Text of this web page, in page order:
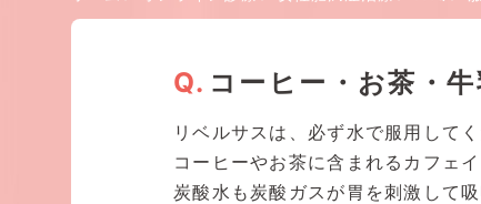
コーヒー・お茶・
リベルサスは、必ず水で服用してく
コーヒーやお茶に含まれるカフェ
炭酸水も炭酸ガスが胃を刺激して